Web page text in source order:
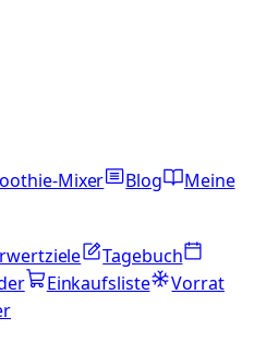
Mixer Blog
Meine
Tagebuch
Einkaufsliste
Vorrat